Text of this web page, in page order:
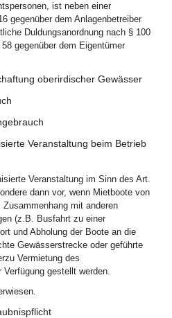
ist neben einer
gegenüber dem Anlagenbetreiber
Duldungsanordnung nach § 100
gegenüber dem Eigentümer
oberirdischer Gewässer
Veranstaltung beim Betrieb
Veranstaltung im Sinn des Art.
dann vor, wenn Mietboote von
mit anderen
(z.B. Busfahrt zu einer
und Abholung der Boote an die
Gewässerstrecke oder geführte
Vermietung des
gestellt werden.